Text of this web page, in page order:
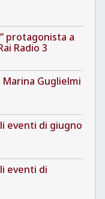
protagonista a
Radio 3
Guglielmi
eventi di giugno
eventi di